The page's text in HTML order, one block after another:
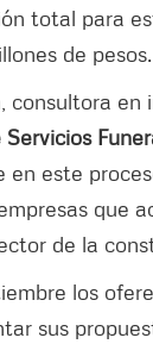
total para
de pesos.
consultora en
en este
que
de la
los
sus